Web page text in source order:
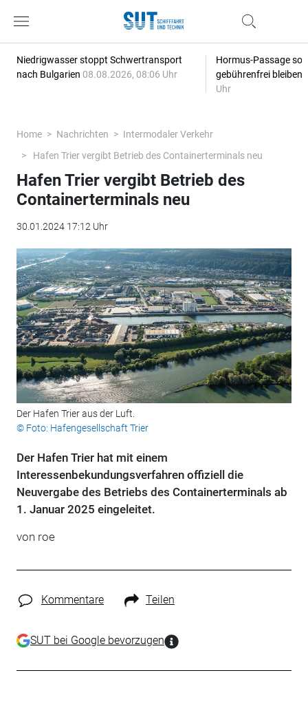
Niedrigwasser stoppt Schwertransport
nach Bulgarien 08.08.2026, 08:06 Uhr
Hormus-Passage
gebührenfrei bleiben
Uhr
Home Nachrichten
Intermodaler Verkehr
Hafen Trier vergibt Betrieb des Containerterminals neu
Hafen Trier vergibt Betrieb des
Containerterminals neu
30.01.2024 17:12 Uhr
Der Hafen Trier aus der Luft.
© Foto: Hafengesellschaft Trier
Der Hafen Trier hat mit einem
Interessenbekundungsverfahren offiziell die
Neuvergabe des Betriebs des Containerterminals ab
1. Januar 2025 eingeleitet.
von roe
Kommentare Teilen
SUT bei Google bevorzugen